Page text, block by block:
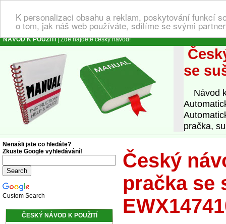
K personalizaci obsahu a reklam, poskytování funkcí
o tom, jak náš web používáte, sdílíme se svými
NÁVOD K POUŽITÍ| Zde najdete český návod!
se
Návod k
pračka,
Český
pračka se
Nenašli jste co hledáte?
Zkuste Google vyhledávání!
Custom Search
ČESKÝ NÁVOD K POUŽITÍ